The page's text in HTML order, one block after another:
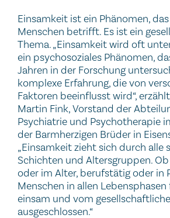
Einsamkeit ist ein Phänomen,
Menschen betrifft. Es ist ein
Thema. „Einsamkeit wird oft
ein psychosoziales Phänomen,
Jahren in der Forschung
komplexe Erfahrung, die von
Faktoren beeinflusst wird“,
Martin Fink, Vorstand der
Psychiatrie und Psychotherapie
der Barmherzigen Brüder in
„Einsamkeit zieht sich durch alle
Schichten und Altersgruppen.
oder im Alter, berufstätig oder in
Menschen in allen Lebensphasen
einsam und vom
ausgeschlossen.“